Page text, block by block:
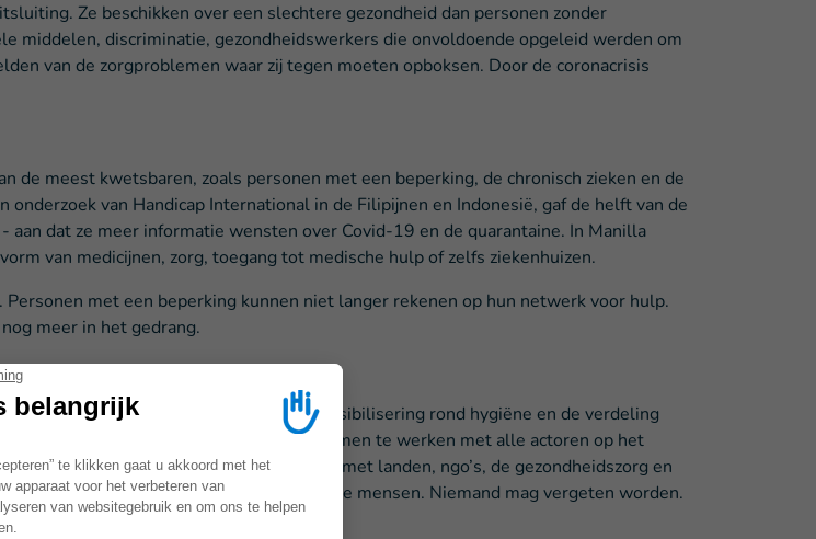
Ze beschikken over een slechtere gezondheid dan personen zonder
middelen, discriminatie, gezondheidswerkers die onvoldoende opgeleid werden om
van de zorgproblemen waar zij tegen moeten opboksen. Door de coronacrisis
meest kwetsbaren, zoals personen met een beperking, de chronisch zieken en de
van Handicap International in de Filipijnen en Indonesië, gaf de helft van de
dat ze meer informatie wensten over Covid-19 en de quarantaine. In Manilla
van medicijnen, zorg, toegang tot medische hulp of zelfs ziekenhuizen.
met een beperking kunnen niet langer rekenen op hun netwerk voor hulp.
meer in het gedrang.
concrete oplossingen aan: sensibilisering rond hygiëne en de verdeling
vanop afstand. Maar het is door samen te werken met alle actoren op het
zal het gesprek blijven aangaan met landen, ngo’s, de gezondheidszorg en
de basisnoden van de meest kwetsbare mensen. Niemand mag vergeten worden.